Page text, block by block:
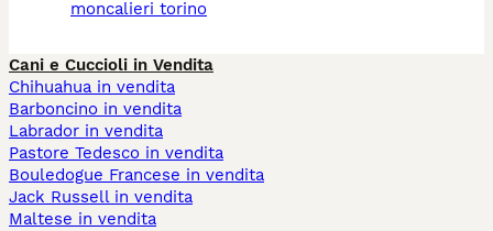
moncalieri torino
Cani e Cuccioli in Vendita
Chihuahua in vendita
Barboncino in vendita
Labrador in vendita
Pastore Tedesco in vendita
Bouledogue Francese in vendita
Jack Russell in vendita
Maltese in vendita